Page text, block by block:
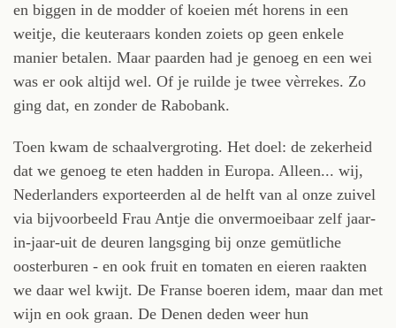
en biggen in de modder of koeien mét horens in een
weitje, die keuteraars konden zoiets op geen enkele
manier betalen. Maar paarden had je genoeg en een wei
was er ook altijd wel. Of je ruilde je twee vèrrekes. Zo
ging dat, en zonder de Rabobank.
Toen kwam de schaalvergroting. Het doel: de zekerheid
dat we genoeg te eten hadden in Europa. Alleen... wij,
Nederlanders exporteerden al de helft van al onze zuivel
via bijvoorbeeld Frau Antje die onvermoeibaar zelf jaar-
in-jaar-uit de deuren langsging bij onze gemütliche
oosterburen - en ook fruit en tomaten en eieren raakten
we daar wel kwijt. De Franse boeren idem, maar dan met
wijn en ook graan. De Denen deden weer hun